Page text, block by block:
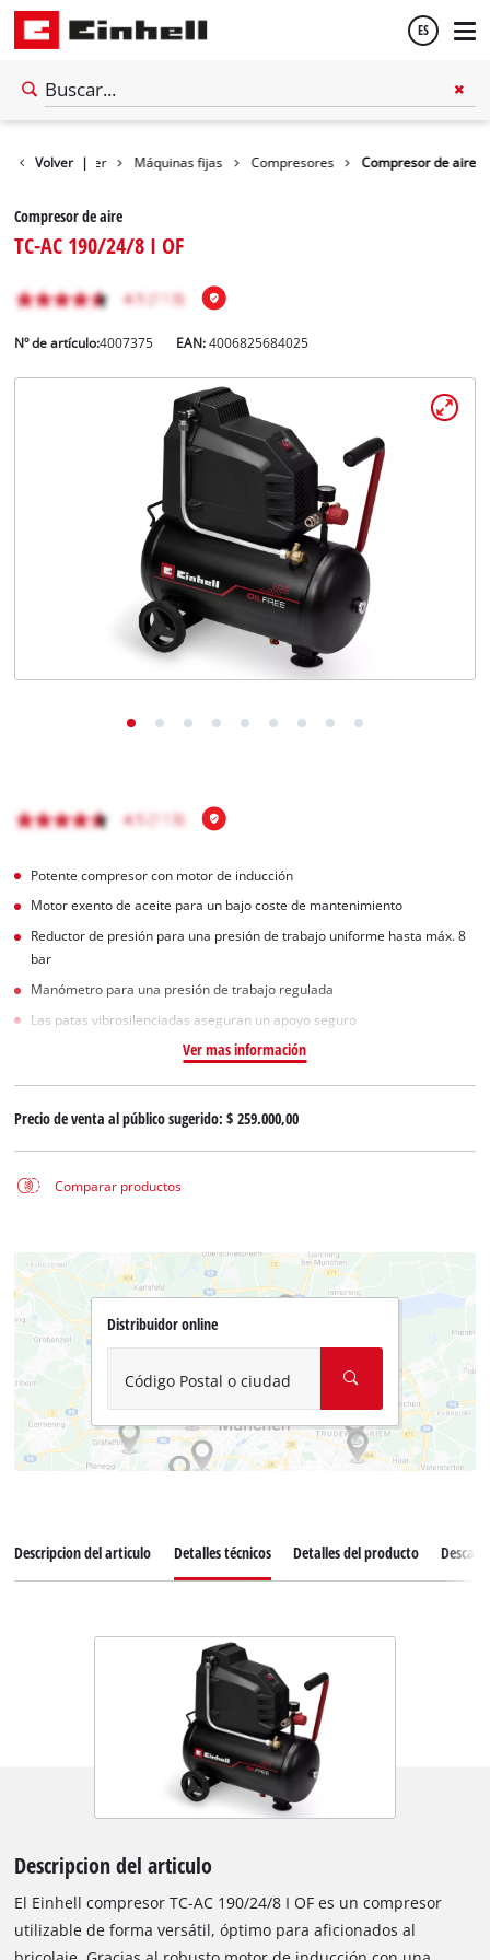
ES
Volver |
Taller Máquinas fijas Compresores Compresor de aire
Compresor de aire
TC-AC 190/24/8 I OF
Nº de artículo:4007375 EAN:4006825684025
Potente compresor con motor de inducción
Motor exento de aceite para un bajo coste de mantenimiento
Reductor de presión para una presión de trabajo uniforme hasta máx. 8
bar
Manómetro para una presión de trabajo regulada
Las patas vibrosilenciadas aseguran un apoyo seguro
Ver mas información
Precio de venta al público sugerido:$ 259.000,00
Comparar productos
Distribuidor online
Código Postal o ciudad
Descripcion del articulo Detalles técnicos Detalles del producto
Descripcion del articulo
El Einhell compresor TC-AC 190/24/8 I OF es un compresor
utilizable de forma versátil, óptimo para aficionados al